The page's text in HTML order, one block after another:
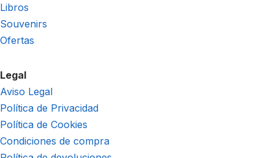
Libros
Souvenirs
Ofertas
Legal
Aviso Legal
Política de Privacidad
Política de Cookies
Condiciones de compra